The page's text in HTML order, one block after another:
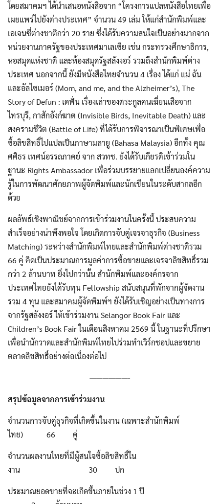
โดยสมาคมฯ ได้นำเสนอหนังสือจาก “โครงการแปลหนังสือไทยเพื่อ
เผยแพร่ไปยังต่างประเทศ” จำนวน 49 เล่ม ให้แก่สำนักพิมพ์และ
เอเจนซี่ต่างชาติกว่า 20 ราย ซึ่งได้รับความสนใจเป็นอย่างมากจาก
หน่วยงานภาครัฐของประเทศมาเลเซีย เช่น กระทรวงศึกษาธิการ,
หอสมุดแห่งชาติ และห้องสมุดรัฐสลังงอร์ รวมถึงสำนักพิมพ์ต่าง
ประเทศ นอกจากนี้ ยังมีหนังสือไทยจำนวน 4 เรื่อง ได้แก่ แม่ ฉัน
และอัลไซเมอร์ (Mom, and me, and the Alzheimer’s), The
Story of Defun : เดฟั่น เรื่องเล่าของตระกูลคนเฆี่ยนเสือจาก
ไทรบุรี, กาสักอังก์ฆาต (Invisible Birds, Inevitable Death) และ
สงครามชีวิต (Battle of Life) ที่ได้รับการพิจารณาเป็นพิเศษเพื่อ
ซื้อลิขสิทธิ์ไปแปลเป็นภาษามลายู (Bahasa Malaysia) อีกทั้ง คุณ
ศศิธร เทศน์อรรถภาคย์ จาก สวทช. ยังได้รับเกียรติเข้าร่วมใน
ฐานะ Rights Ambassador เพื่อร่วมบรรยายแลกเปลี่ยนองค์ความ
รู้ในการพัฒนาศักยภาพผู้จัดพิมพ์และนักเขียนในระดับสากลอีก
ด้วย
ผลลัพธ์เชิงพาณิชย์จากการเข้าร่วมงานในครั้งนี้ ประสบความ
สำเร็จอย่างน่าพึงพอใจ โดยเกิดการจับคู่เจรจาธุรกิจ (Business
Matching) ระหว่างสำนักพิมพ์ไทยและสำนักพิมพ์ต่างชาติรวม
66 คู่ คิดเป็นประมาณการมูลค่าการซื้อขายและเจรจาลิขสิทธิ์รวม
กว่า 2 ล้านบาท ยิ่งไปกว่านั้น สำนักพิมพ์และองค์กรจาก
ประเทศไทยยังได้รับทุน Fellowship สนับสนุนที่พักจากผู้จัดงาน
รวม 4 ทุน และสมาคมผู้จัดพิมพ์ฯ ยังได้รับเชิญอย่างเป็นทางการ
จากรัฐสลังงอร์ ให้เข้าร่วมงาน Selangor Book Fair และ
Children’s Book Fair ในเดือนสิงหาคม 2569 นี้ ในฐานะที่ปรึกษา
เพื่อนำนักวาดและสำนักพิมพ์ไทยไปร่วมทำเวิร์กชอปและขยาย
ตลาดลิขสิทธิ์อย่างต่อเนื่องต่อไป
——————-
สรุปข้อมูลจากการเข้าร่วมงาน
จำนวนการจับคู่ธุรกิจที่เกิดขึ้นในงาน (เฉพาะสำนักพิมพ์
ไทย) 66 คู่
จำนวนผลงานไทยที่มีผู้สนใจซื้อลิขสิทธิ์ใน
งาน 30 ปก
ประมาณยอดขายที่จะเกิดขึ้นภายในช่วง 1 ปี